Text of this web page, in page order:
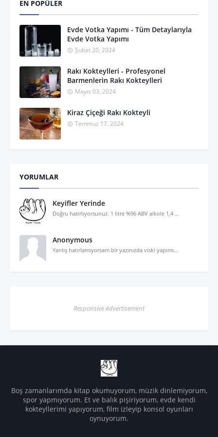
EN POPÜLER
Evde Votka Yapımı - Tüm Detaylarıyla
Evde Votka Yapımı
Şubat 20, 2024
Rakı Kokteylleri - Profesyonel
Barmenlerin Rakı Kokteylleri
Mayıs 03, 2024
Kiraz Çiçeği Rakı Kokteyli
Temmuz 17, 2024
YORUMLAR
Keyifler Yerinde
Doğru hatırlıyorsunuz. 1 litre %96 ABV alkole 1,4 ...
Anonymous
Yanlış hatırlamıyorsam bir yazınızda viski yapımı...
Responsive Advertisement
Boş zamanlarımda kitap okumuyorum, müzik dinlemiyorum,
spor yapmıyorum. Et ve balık pişiriyorum, evde kendi
kokteyllerimi yapıyorum, film izleyip konsol oyunları
oynuyorum.